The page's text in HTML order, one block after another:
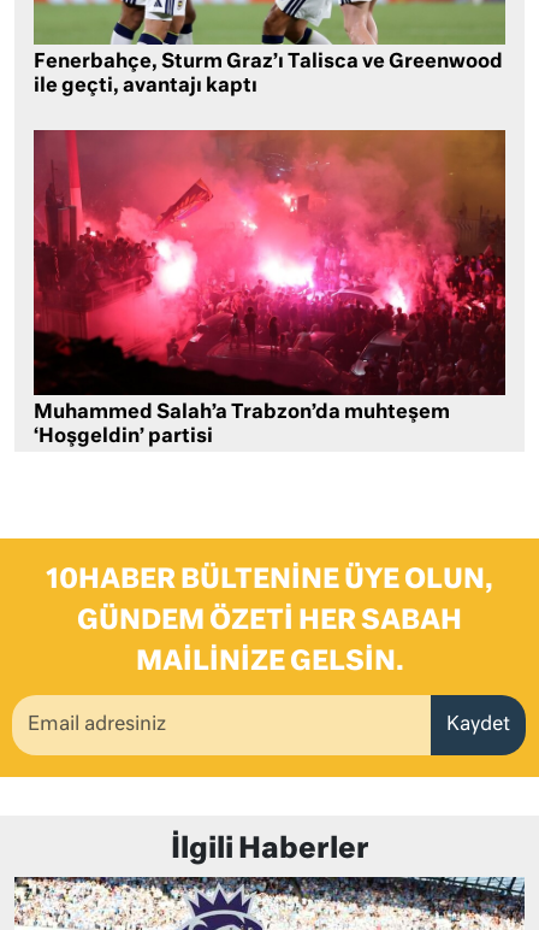
Fenerbahçe, Sturm Graz’ı Talisca ve Greenwood
ile geçti, avantajı kaptı
Muhammed Salah’a Trabzon’da muhteşem
‘Hoşgeldin’ partisi
10HABER BÜLTENINE ÜYE OLUN,
GÜNDEM ÖZETI HER SABAH
MAILINIZE GELSIN.
Kaydet
İlgili Haberler